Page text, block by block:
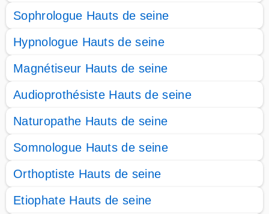
Sophrologue Hauts de seine
Hypnologue Hauts de seine
Magnétiseur Hauts de seine
Audioprothésiste Hauts de seine
Naturopathe Hauts de seine
Somnologue Hauts de seine
Orthoptiste Hauts de seine
Etiophate Hauts de seine